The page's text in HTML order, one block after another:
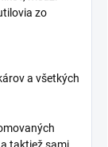
zo
a všetkých